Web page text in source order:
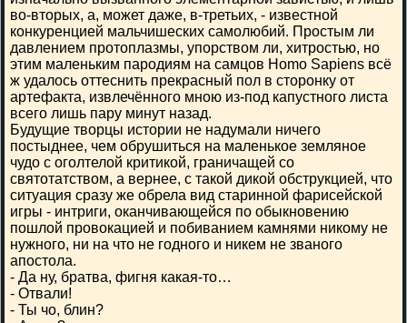
во-вторых, а, может даже, в-третьих, - известной
конкуренцией мальчишеских самолюбий. Простым ли
давлением протоплазмы, упорством ли, хитростью, но
этим маленьким пародиям на самцов Homo Sapiens всё
ж удалось оттеснить прекрасный пол в сторонку от
артефакта, извлечённого мною из-под капустного листа
всего лишь пару минут назад.
Будущие творцы истории не надумали ничего
постыднее, чем обрушиться на маленькое земляное
чудо с оголтелой критикой, граничащей со
святотатством, а вернее, с такой дикой обструкцией, что
ситуация сразу же обрела вид старинной фарисейской
игры - интриги, оканчивающейся по обыкновению
пошлой провокацией и побиванием камнями никому не
нужного, ни на что не годного и никем не званого
апостола.
- Да ну, братва, фигня какая-то…
- Отвали!
- Ты чо, блин?